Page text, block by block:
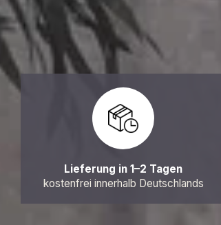
Lieferung in 1–2 Tagen
kostenfrei innerhalb Deutschlands